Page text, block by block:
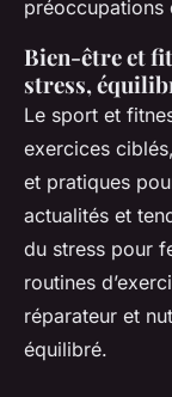
préoccupations
Bien-être et
stress,
Le sport et
exercices
et pratiques
actualités et
du stress pour
routines
réparateur et
équilibré.